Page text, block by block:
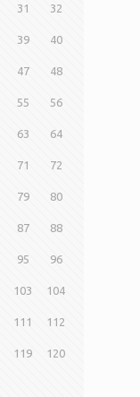
31 32
39 40
47 48
55 56
63 64
71 72
79 80
87 88
95 96
103 104
111 112
119 120